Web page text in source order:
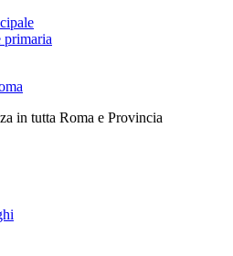
primaria
in tutta Roma e Provincia